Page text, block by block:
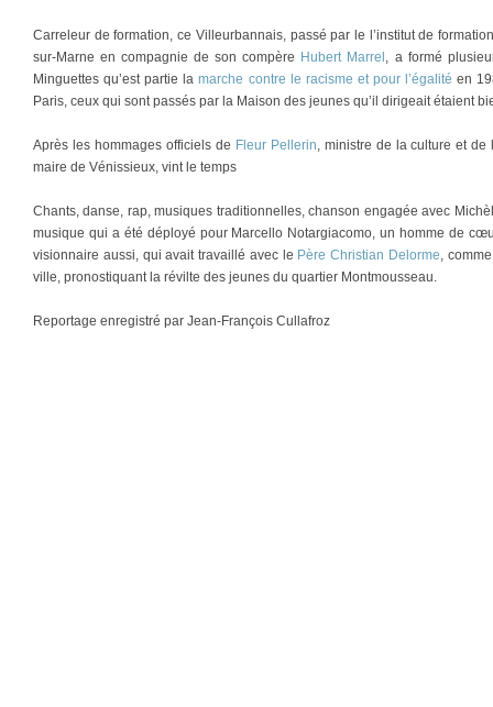
Carreleur de formation, ce Villeurbannais, passé par le l’institut de
sur-Marne en compagnie de son compère Hubert Marrel , a formé
Minguettes qu’est partie lamarche contre le racisme et pour l’égalité en
Paris, ceux qui sont passés par la Maison des jeunes qu’il dirigeait étaient
Après les hommages officiels de Fleur Pellerin, ministre de la culture et
maire de Vénissieux, vint le temps
Chants, danse, rap, musiques traditionnelles, chanson engagée avec
musique qui a été déployé pour Marcello Notargiacomo, un homme de
visionnaire aussi, qui avait travaillé avec le Père Christian Delorme,
ville, pronostiquant la révilte des jeunes du quartier Montmousseau.
Reportage enregistré par Jean-François Cullafroz